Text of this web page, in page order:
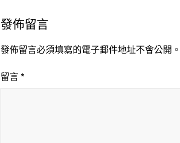
發佈留言
發佈留言必須填寫的電子郵件地址不會公開。
留言 *